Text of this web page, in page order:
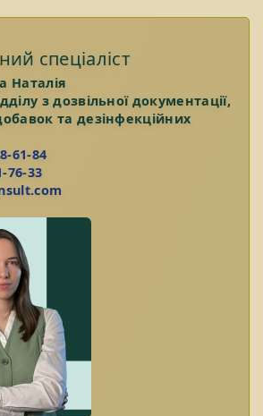
спеціаліст
Наталія
з дозвільної документації,
та дезінфекційних
61-84
76-33